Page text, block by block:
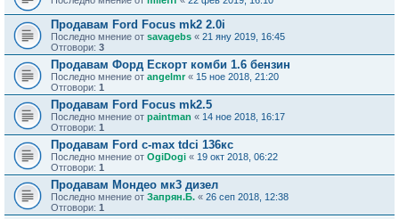
Продавам Ford Focus mk2 2.0i
Последно мнение от savagebs « 21 яну 2019, 16:45
Отговори: 3
Продавам Форд Ескорт комби 1.6 бензин
Последно мнение от angelmr« 15 ное 2018, 21:20
Отговори: 1
Продавам Ford Focus mk2.5
Последно мнение от paintman « 14 ное 2018, 16:17
Отговори: 1
Продавам Ford c-max tdci 136кс
Последно мнение от OgiDogi « 19 окт 2018, 06:22
Отговори: 1
Продавам Мондео мк3 дизел
Последно мнение от Запрян.Б. « 26 сеп 2018, 12:38
Отговори: 1